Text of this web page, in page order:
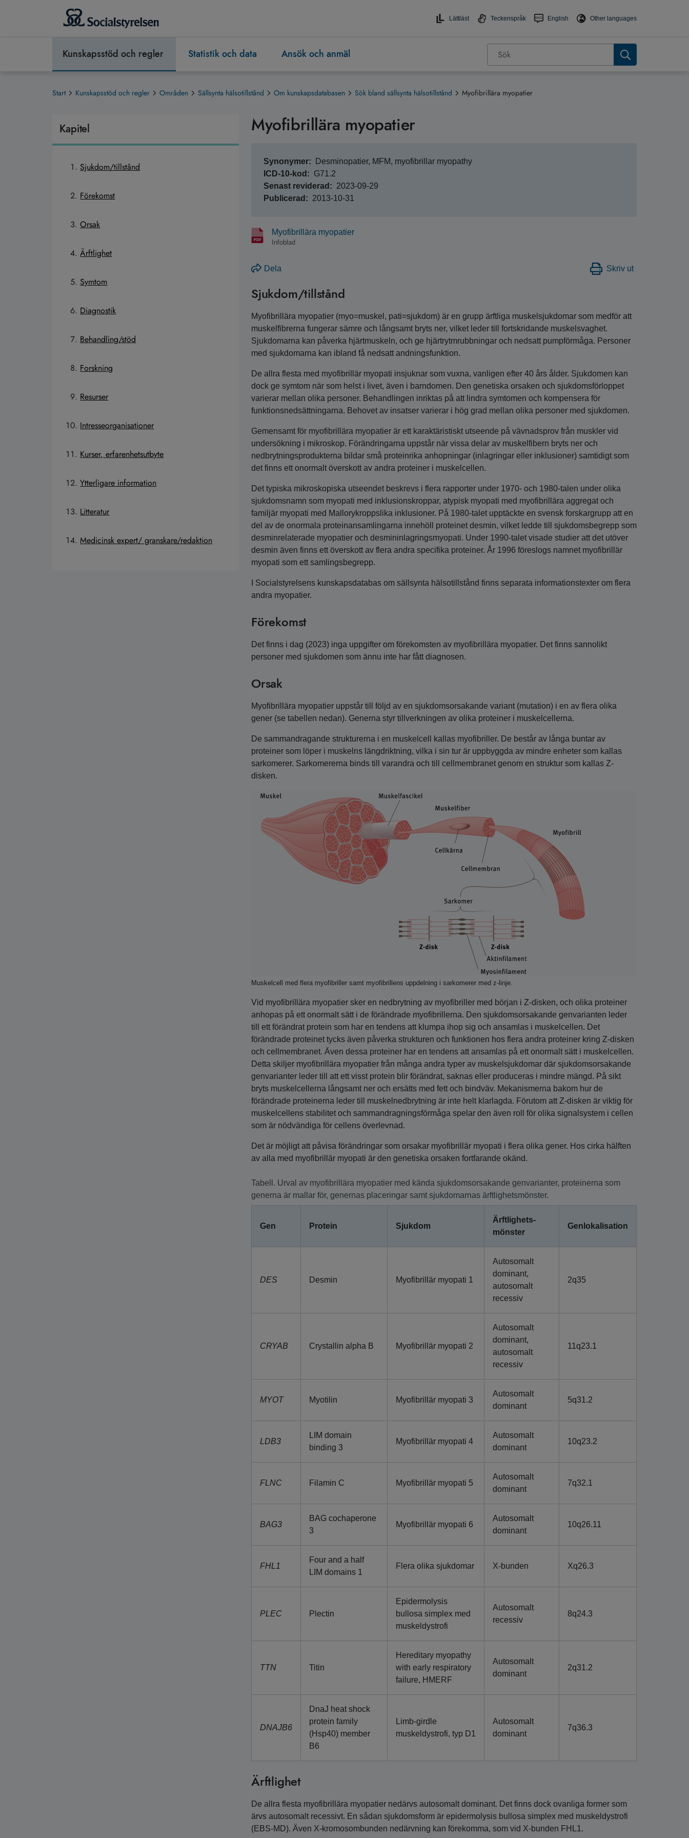
Lättläst Teckenspråk English Other languages
Kunskapsstöd och regler Statistik och data Ansök och anmäl
Start Kunskapsstöd och regler Områden Sällsynta hälsotillstånd Om kunskapsdatabasen Sök bland sällsynta hälsotillstånd Myofibrillära myopatier
Kapitel
Sjukdom/tillstånd
Förekomst
Orsak
Ärftlighet
Symtom
Diagnostik
Behandling/stöd
Forskning
Resurser
Intresseorganisationer
Kurser, erfarenhetsutbyte
Ytterligare information
Litteratur
Medicinsk expert/ granskare/redaktion
Myofibrillära myopatier
Synonymer
Desminopatier, MFM, myofibrillar myopathy
ICD-10-kod G71.2
Senast reviderad 2023-09-29
Publicerad 2013-10-31
Myofibrillära myopatier
Infoblad
Dela Skriv ut
Sjukdom/tillstånd
Myofibrillära myopatier (myo=muskel, pati=sjukdom) är en grupp ärftliga muskelsjukdomar som medför att
muskelfibrerna fungerar sämre och långsamt bryts ner, vilket leder till fortskridande muskelsvaghet.
Sjukdomarna kan påverka hjärtmuskeln, och ge hjärtrytmrubbningar och nedsatt pumpförmåga. Personer
med sjukdomarna kan ibland få nedsatt andningsfunktion.
De allra flesta med myofibrillär myopati insjuknar som vuxna, vanligen efter 40 års ålder. Sjukdomen kan
dock ge symtom när som helst i livet, även i barndomen. Den genetiska orsaken och sjukdomsförloppet
varierar mellan olika personer. Behandlingen inriktas på att lindra symtomen och kompensera för
funktionsnedsättningarna. Behovet av insatser varierar i hög grad mellan olika personer med sjukdomen.
Gemensamt för myofibrillära myopatier är ett karaktäristiskt utseende på vävnadsprov från muskler vid
undersökning i mikroskop. Förändringarna uppstår när vissa delar av muskelfibern bryts ner och
nedbrytningsprodukterna bildar små proteinrika anhopningar (inlagringar eller inklusioner) samtidigt som
det finns ett onormalt överskott av andra proteiner i muskelcellen.
Det typiska mikroskopiska utseendet beskrevs i flera rapporter under 1970- och 1980-talen under olika
sjukdomsnamn som myopati med inklusionskroppar, atypisk myopati med myofibrillära aggregat och
familjär myopati med Mallorykroppslika inklusioner. På 1980-talet upptäckte en svensk forskar­grupp att en
del av de onormala proteinansamlingarna innehöll proteinet desmin, vilket ledde till sjukdomsbegrepp som
desminrelaterade myopatier och desmininlagringsmyopati. Under 1990-talet visade studier att det utöver
desmin även finns ett överskott av flera andra specifika proteiner. År 1996 föreslogs namnet myofibrillär
myopati som ett samlingsbegrepp.
I Socialstyrelsens kunskapsdatabas om sällsynta hälsotillstånd finns separata informationstexter om flera
andra myopatier.
Förekomst
Det finns i dag (2023) inga uppgifter om förekomsten av myofibrillära myopatier. Det finns sannolikt
personer med sjukdomen som ännu inte har fått diagnosen.
Orsak
Myofibrillära myopatier uppstår till följd av en sjukdomsorsakande variant (mutation) i en av flera olika
gener (se tabellen nedan). Generna styr tillverkningen av olika proteiner i muskelcellerna.
De sammandragande strukturerna i en muskelcell kallas myofibriller. De består av långa buntar av
proteiner som löper i muskelns längdriktning, vilka i sin tur är uppbyggda av mindre enheter som kallas
sarkomerer. Sarkomererna binds till varandra och till cellmembranet genom en struktur som kallas Z-
disken.
Muskelcell med flera myofibriller samt myofibrillens uppdelning i sarkomerer med z-linje.
Vid myofibrillära myopatier sker en nedbrytning av myofibriller med början i Z-disken, och olika proteiner
anhopas på ett onormalt sätt i de förändrade myofibrillerna. Den sjukdomsorsakande genvarianten leder
till ett förändrat protein som har en tendens att klumpa ihop sig och ansamlas i muskelcellen. Det
förändrade proteinet tycks även påverka strukturen och funktionen hos flera andra proteiner kring Z-disken
och cellmembranet. Även dessa proteiner har en tendens att ansamlas på ett onormalt sätt i muskelcellen.
Detta skiljer myofibrillära myopatier från många andra typer av muskelsjukdomar där sjukdoms­orsakande
genvarianter leder till att ett visst protein blir förändrat, saknas eller produceras i mindre mängd. På sikt
bryts muskelcellerna långsamt ner och ersätts med fett och bindväv. Mekanismerna bakom hur de
förändrade proteinerna leder till muskelnedbrytning är inte helt klarlagda. Förutom att Z-disken är viktig för
muskelcellens stabilitet och samman­dragnings­förmåga spelar den även roll för olika signalsystem i cellen
som är nödvändiga för cellens överlevnad.
Det är möjligt att påvisa förändringar som orsakar myofibrillär myopati i flera olika gener. Hos cirka hälften
av alla med myofibrillär myopati är den genetiska orsaken fortfarande okänd.
Tabell. Urval av myofibrillära myopatier med kända sjukdomsorsakande genvarianter, proteinerna som
generna är mallar för, genernas placeringar samt sjukdomarnas ärftlighetsmönster.
Gen Protein Sjukdom
Ärftlighets­
mönster
Genlokalisation
DES Desmin Myofibrillär myopati 1
Autosomalt
dominant,
autosomalt
recessiv
2q35
CRYAB Crystallin alpha B Myofibrillär myopati 2
Autosomalt
dominant,
autosomalt
recessiv
11q23.1
MYOT Myotilin Myofibrillär myopati 3
Autosomalt
dominant
5q31.2
LDB3
LIM domain
binding 3
Myofibrillär myopati 4
Autosomalt
dominant
10q23.2
FLNC Filamin C Myofibrillär myopati 5
Autosomalt
dominant
7q32.1
BAG3
BAG cochaperone
3
Myofibrillär myopati 6
Autosomalt
dominant
10q26.11
FHL1
Four and a half
LIM domains 1
Flera olika sjukdomar X-bunden Xq26.3
PLEC Plectin
Epidermolysis
bullosa simplex med
muskel­dystrofi
Autosomalt
recessiv
8q24.3
TTN Titin
Hereditary myopathy
with early respiratory
failure, HMERF
Autosomalt
dominant
2q31.2
DNAJB6
DnaJ heat shock
protein family
(Hsp40) member
B6
Limb-girdle
muskeldystrofi, typ D1
Autosomalt
dominant
7q36.3
Ärftlighet
De allra flesta myofibrillära myopatier nedärvs autosomalt dominant. Det finns dock ovanliga former som
ärvs autosomalt recessivt. En sådan sjukdomsform är epidermolysis bullosa simplex med muskeldystrofi
(EBS-MD). Även X-kromosombunden nedärvning kan förekomma, som vid X-bunden FHL1.